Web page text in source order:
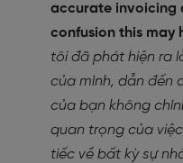
accurate invoicing
confusion this may
tôi đã phát hiện ra
của mình, dẫn đến
của bạn không
quan trọng của
tiếc về bất kỳ sự